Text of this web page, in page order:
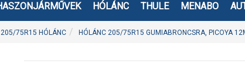
HÓLÁNC THULE MENABO
205/75R15 HÓLÁNC HÓLÁNC 205/75R15 GUMIABRONCSRA, PICOYA